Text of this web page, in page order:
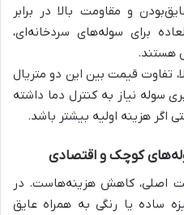
و مقاومت بالا در برابر
برای سوله‌های سردخانه‌ای،
هستند.
تفاوت قیمت بین این دو متریال
سوله نیاز به کنترل دما داشته
اگر هزینه اولیه بیشتر باشد.
کوچک و اقتصادی
اصلی، کاهش هزینه‌هاست. در
ساده یا رنگی به همراه عایق